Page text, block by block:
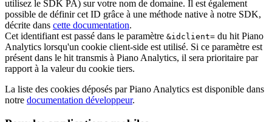
utilisez le SDK PA) sur votre nom de domaine. Il est également
possible de définir cet ID grâce à une méthode native à notre SDK,
décrite dans cette documentation.
Cet identifiant est passé dans le paramètre &idclient= du hit Piano
Analytics lorsqu'un cookie client-side est utilisé. Si ce paramètre est
présent dans le hit transmis à Piano Analytics, il sera prioritaire par
rapport à la valeur du cookie tiers.
La liste des cookies déposés par Piano Analytics est disponible dans
notre documentation développeur.